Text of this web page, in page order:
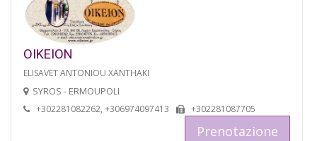
OIKEION
ELISAVET ANTONIOU XANTHAKI
SYROS - ERMOUPOLI
+302281082262, +306974097413 +302281087705
Prenotazione